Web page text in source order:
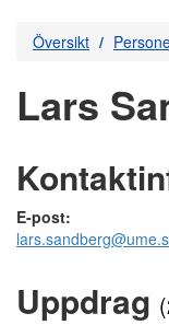
Översikt
Lars
E-post:
Uppdrag